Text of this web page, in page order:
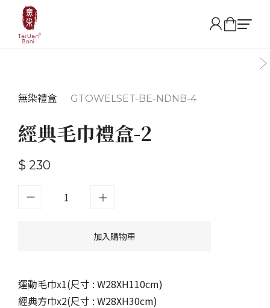
無染禮盒 GTOWELSET-BE-NDNB-4
經典毛巾禮盒-2
$ 230
加入購物車
運動毛巾x1(尺寸 : W28XH110cm)
經典方巾x2(尺寸 : W28XH30cm)